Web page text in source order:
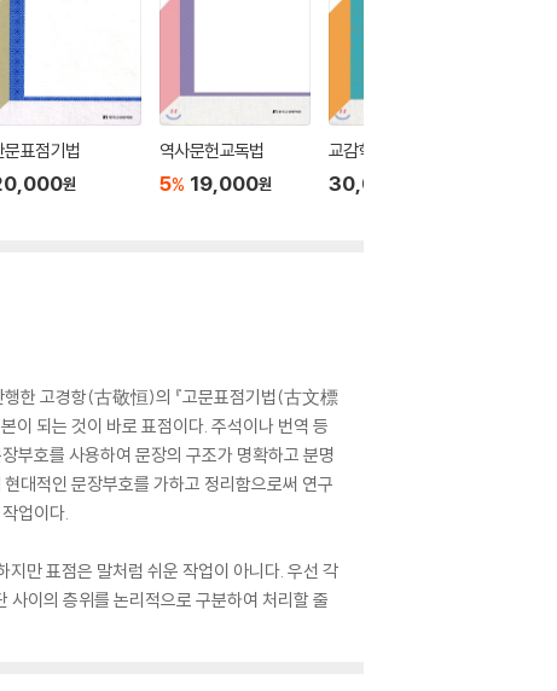
문표점기법
원
역사문헌교독법
5% 19,000원
교감학개론
30,000
행한 고경항(古敬恒)의 『고문표점기법(古文標
이 되는 것이 바로 표점이다. 주석이나 번역 등
부호를 사용하여 문장의 구조가 명확하고 분명
대적인 문장부호를 가하고 정리함으로써 연구
업이다.
만 표점은 말처럼 쉬운 작업이 아니다. 우선 각
사이의 층위를 논리적으로 구분하여 처리할 줄